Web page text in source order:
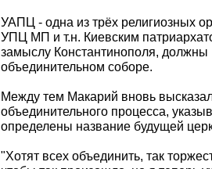
УАПЦ - одна из трёх религиозных
УПЦ МП и т.н. Киевским
замыслу Константинополя, должны
объединительном соборе.
Между тем Макарий вновь
объединительного процесса,
определены название будущей
"Хотят всех объединить, так